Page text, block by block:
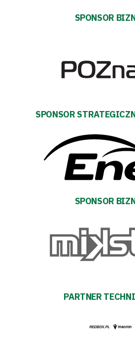
prywatności
Warciarzy
#WARTOpobrać
transakcyjnych
SPONSOR
SPONSOR
SPONSOR
PARTNER